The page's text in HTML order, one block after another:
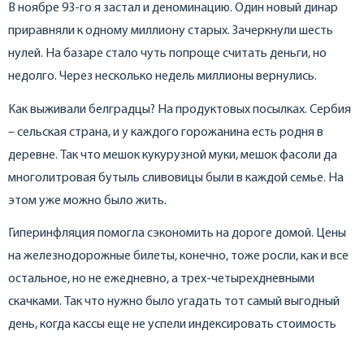
В ноябре 93-го я застал и деноминацию. Один новый динар
приравняли к одному миллиону старых. Зачеркнули шесть
нулей. На базаре стало чуть попроще считать деньги, но
недолго. Через несколько недель миллионы вернулись.
Как выживали белградцы? На продуктовых посылках. Сербия
– сельская страна, и у каждого горожанина есть родня в
деревне. Так что мешок кукурузной муки, мешок фасоли да
многолитровая бутыль сливовицы были в каждой семье. На
этом уже можно было жить.
Гиперинфляция помогла сэкономить на дороге домой. Цены
на железнодорожные билеты, конечно, тоже росли, как и все
остальное, но не ежедневно, а трех-четырехдневными
скачками. Так что нужно было угадать тот самый выгодный
день, когда кассы еще не успели индексировать стоимость